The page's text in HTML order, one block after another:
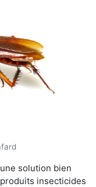
solution bien
insecticides